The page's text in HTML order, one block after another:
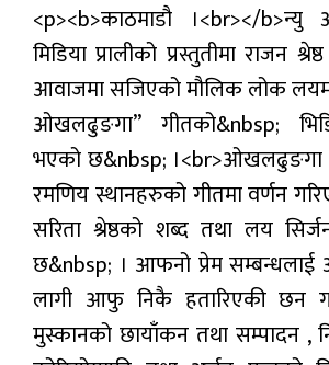
मनोरन्जन
प्रबास
देश
स्वास्थ्य
English
<p><b>काठमाडौ ।<br></b>न्यु
मिडिया प्रालीको प्रस्तुतीमा राजन
आवाजमा सजिएको मौलिक लोक
ओखलढुङगा” गीतको&nbsp;
भएको छ&nbsp; ।<br>ओखलढुङगा
रमणिय स्थानहरुको गीतमा वर्णन
सरिता श्रेष्ठको शब्द तथा लय
छ&nbsp; । आफनो प्रेम सम्बन्धलाई
लागी आफु निकै हतारिएकी छन
मुस्कानको छायाँकन तथा सम्पादन ,